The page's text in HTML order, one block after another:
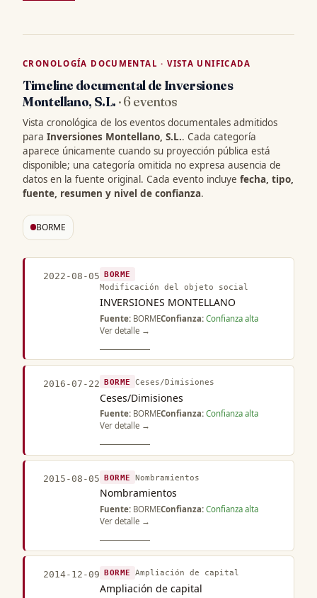
CRONOLOGÍA DOCUMENTAL · VISTA UNIFICADA
Timeline documental de Inversiones
Montellano, S.L. · 6 eventos
Vista cronológica de los eventos documentales admitidos
para Inversiones Montellano, S.L.. Cada categoría
aparece únicamente cuando su proyección pública está
disponible; una categoría omitida no expresa ausencia de
datos en la fuente original. Cada evento incluye fecha, tipo,
fuente, resumen y nivel de confianza.
BORME
2022-08-05 BORME
Modificación del objeto social
INVERSIONES MONTELLANO
Fuente: BORMEConfianza: Confianza alta
Ver detalle →
2016-07-22 BORME Ceses/Dimisiones
Ceses/Dimisiones
Fuente: BORMEConfianza: Confianza alta
Ver detalle →
2015-08-05 BORME Nombramientos
Nombramientos
Fuente: BORMEConfianza: Confianza alta
Ver detalle →
2014-12-09 BORME Ampliación de capital
Ampliación de capital